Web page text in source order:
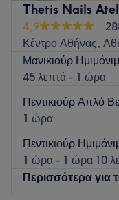
Thetis Nails
4,9
Κέντρο Αθήνας,
Μανικιούρ
45 λεπτά - 1 ώρα
Πεντικιούρ Απλό
1 ώρα
Πεντικιούρ
1 ώρα - 1 ώρα 10
Περισσότερα για